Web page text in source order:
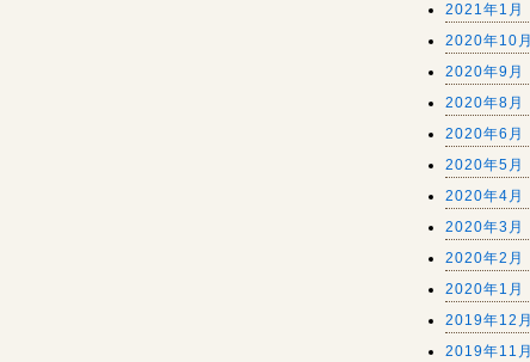
2021年1月
2020年10月
2020年9月
2020年8月
2020年6月
2020年5月
2020年4月
2020年3月
2020年2月
2020年1月
2019年12月
2019年11月